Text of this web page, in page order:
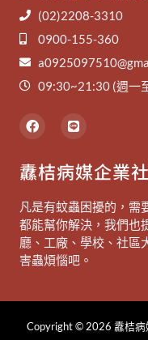
纛桔病媒企業社
凡是有蚊蟲困擾的，需
都能幫你解決，我們也
廳、工廠、學校、社區
害蟲煩惱吧。
(02)2208-3310
0900-155-360
09:30~21:30 (週一
F
a
b
o
k
L
i
Copyright © 2026 纛桔病